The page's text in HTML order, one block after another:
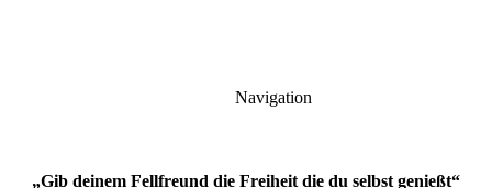
Navigation
„Gib deinem Fellfreund die Freiheit die du selbst genießt“